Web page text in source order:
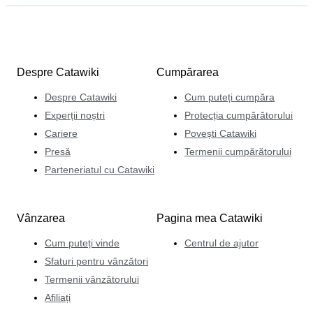
Despre Catawiki
Despre Catawiki
Experții noștri
Cariere
Presă
Parteneriatul cu Catawiki
Cumpărarea
Cum puteți cumpăra
Protecția cumpărătorului
Povești Catawiki
Termenii cumpărătorului
Vânzarea
Cum puteți vinde
Sfaturi pentru vânzători
Termenii vânzătorului
Afiliați
Pagina mea Catawiki
Centrul de ajutor